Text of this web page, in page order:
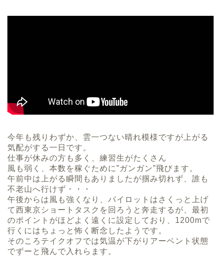
今年も残りわずか、雲一つない晴れ模様ですが上がる
気配がする一日です。
仕事が休みの方も多く、練習生がたくさん
風も弱く、本数を稼ぐために”ガンガン”飛びます。
午前中は上がる瞬間もありましたが掴み切れず、誰も
不老山へ行けず・・・
午後からは風も強くなり、パイロットはさくっと上げ
て西東京ショートタスクを回ろうと奔走するが、最初
のポイントがほどよく遠くに設定しており、1200mで
行くにはちょっと怖く断念したようです。
そのころテイクオフでは気温が下がりアーベント状態
でずーと飛んで入れらます。